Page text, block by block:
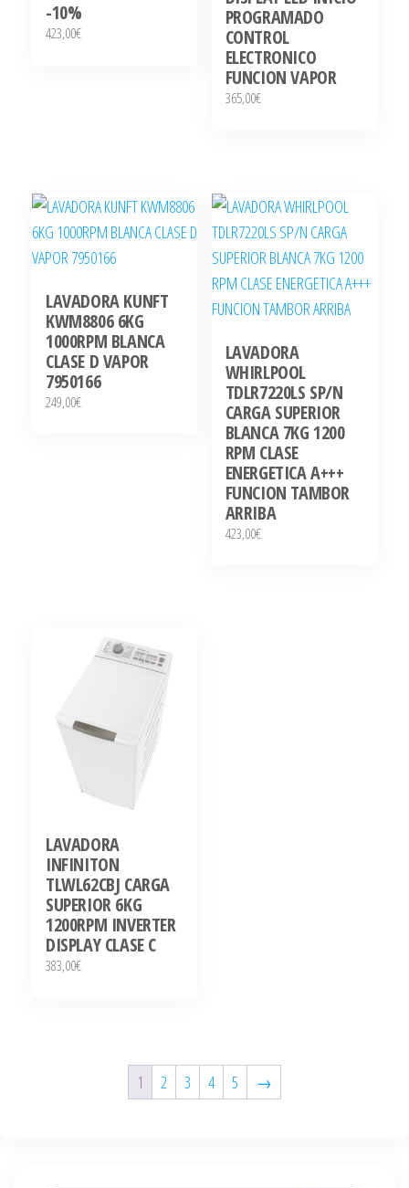
-10%
423,00€
PROGRAMADO
CONTROL
ELECTRONICO
FUNCION VAPOR
365,00€
LAVADORA KUNFT
KWM8806 6KG
1000RPM BLANCA
CLASE D VAPOR
7950166
249,00€
LAVADORA
WHIRLPOOL
TDLR7220LS SP/N
CARGA SUPERIOR
BLANCA 7KG 1200
RPM CLASE
ENERGETICA A+++
FUNCION TAMBOR
ARRIBA
423,00€
LAVADORA
INFINITON
TLWL62CBJ CARGA
SUPERIOR 6KG
1200RPM INVERTER
DISPLAY CLASE C
383,00€
1 2 3 4 5 →